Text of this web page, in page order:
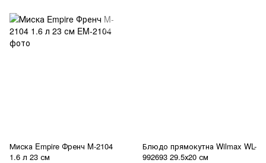
Миска Empire Френч M-2104
1.6 л 23 см
Блюдо прямокутна Wilmax WL-
992693 29.5х20 см